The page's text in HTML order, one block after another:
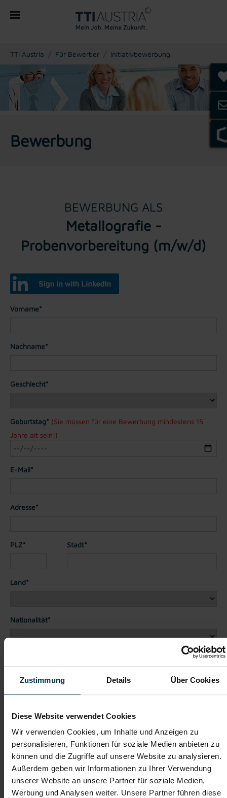
Zustimmung Details Über Cookies
Diese Website verwendet Cookies
Wir verwenden Cookies, um Inhalte und Anzeigen zu
personalisieren, Funktionen für soziale Medien anbieten zu
können und die Zugriffe auf unsere Website zu analysieren.
Außerdem geben wir Informationen zu Ihrer Verwendung
unserer Website an unsere Partner für soziale Medien,
Werbung und Analysen weiter. Unsere Partner führen diese
You are here:
TTI Austria Für Bewerber Initiativbewerbung
Bewerbung
BEWERBUNG ALS
Metallografie -
Probenvorbereitung (m/w/d)
Vorname*
Nachname*
Geschlecht*
Geburtstag* (Sie müssen für eine Bewerbung mindestens 15
Jahre alt sein!)
E-Mail*
Adresse*
PLZ* Stadt*
Land*
Nationalität*
Dateianhänge (max. 30MB gesamt - Bilder, Word oder PDF)
Bewerbungsschreiben
Empfehlungschreiben / Zeugnisse